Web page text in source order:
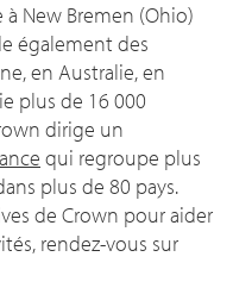
New Bremen (Ohio)
également des
en Australie, en
plus de 16 000
dirige un
qui regroupe plus
plus de 80 pays.
de Crown pour aider
rendez-vous sur